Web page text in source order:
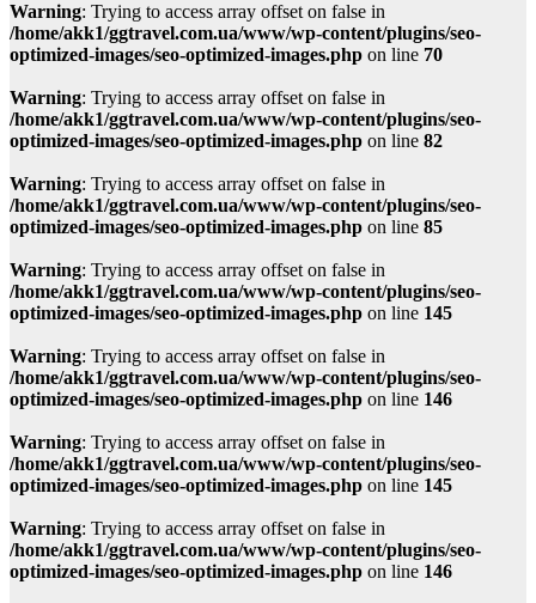
Warning: Trying to access array offset on false in
/home/akk1/ggtravel.com.ua/www/wp-content/plugins/seo-
optimized-images/seo-optimized-images.php on line 70
Warning: Trying to access array offset on false in
/home/akk1/ggtravel.com.ua/www/wp-content/plugins/seo-
optimized-images/seo-optimized-images.php on line 82
Warning: Trying to access array offset on false in
/home/akk1/ggtravel.com.ua/www/wp-content/plugins/seo-
optimized-images/seo-optimized-images.php on line 85
Warning: Trying to access array offset on false in
/home/akk1/ggtravel.com.ua/www/wp-content/plugins/seo-
optimized-images/seo-optimized-images.php on line 145
Warning: Trying to access array offset on false in
/home/akk1/ggtravel.com.ua/www/wp-content/plugins/seo-
optimized-images/seo-optimized-images.php on line 146
Warning: Trying to access array offset on false in
/home/akk1/ggtravel.com.ua/www/wp-content/plugins/seo-
optimized-images/seo-optimized-images.php on line 145
Warning: Trying to access array offset on false in
/home/akk1/ggtravel.com.ua/www/wp-content/plugins/seo-
optimized-images/seo-optimized-images.php on line 146